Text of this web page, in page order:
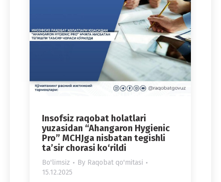
Insofsiz raqobat holatlari
yuzasidan “Ahangaron Hygienic
Pro” MCHJga nisbatan tegishli
ta’sir chorasi ko‘rildi
Bo'limsiz By Raqobat qo'mitasi
15.12.2025